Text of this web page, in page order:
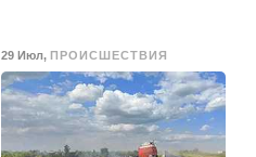
29 Июл, ПРОИСШЕСТВИЯ